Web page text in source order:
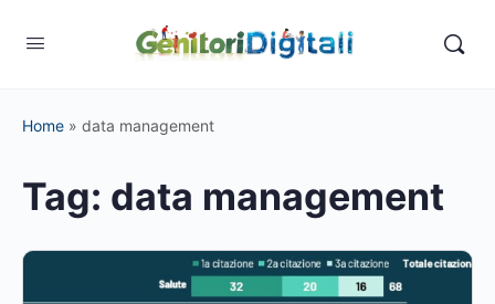
Home » data management
Tag: data management